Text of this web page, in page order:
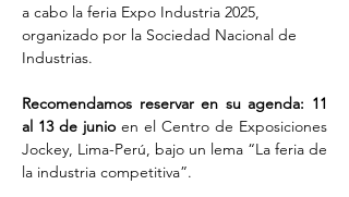
a cabo la feria Expo Industria 2025,
organizado por la Sociedad Nacional de
Industrias.
Recomendamos reservar en su agenda: 11
al 13 de junio en el Centro de Exposiciones
Jockey, Lima-Perú, bajo un lema “La feria de
la industria competitiva”.